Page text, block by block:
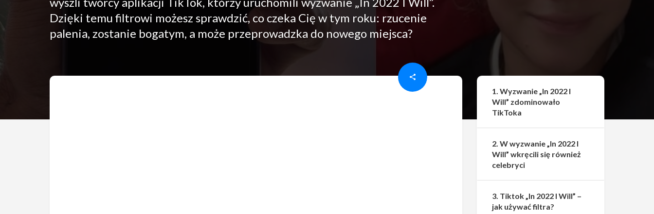
Dzięki temu filtrowi możesz sprawdzić, co czeka Cię w tym roku: rzucenie
palenia, zostanie bogatym, a może przeprowadzka do nowego miejsca?
1. Wyzwanie „In 2022 I
Will” zdominowało
TikToka
2. W wyzwanie „In 2022 I
Will” wkręcili się również
celebryci
3. Tiktok „In 2022 I Will” –
jak używać filtra?